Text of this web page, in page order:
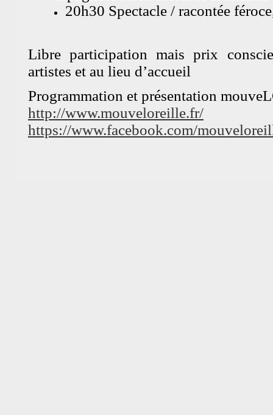
20h30 Spectacle / racontée
Libre participation mais prix
artistes et au lieu d’accueil
Programmation et présentation
http://www.mouveloreille.fr/
https://www.facebook.com/